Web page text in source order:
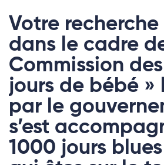
Votre recherche
dans le cadre
Commission
jours de bébé »
par le
s’est
1000 jours